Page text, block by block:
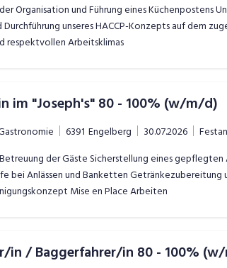
Organisation und Führung eines Küchenpostens
unseres HACCP-Konzepts auf dem
respektvollen Arbeitsklimas
im "Joseph's" 80 - 100% (w/m/d)
6391 Engelberg 30.07.2026
der Gäste Sicherstellung eines
bei Anlässen und Banketten
Mise en Place Arbeiten
in / Baggerfahrer/in 80 - 100%